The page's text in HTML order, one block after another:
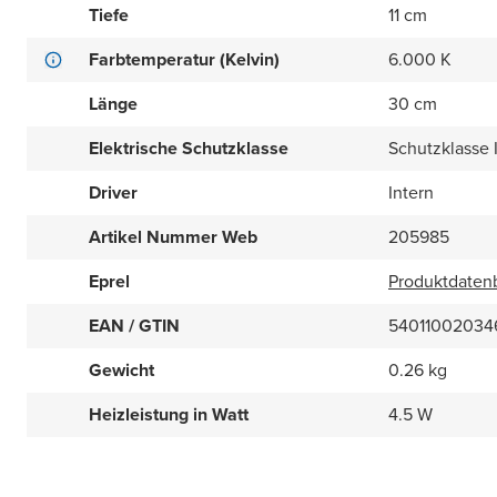
Tiefe
11 cm
Farbtemperatur (Kelvin)
6.000 K
Länge
30 cm
Elektrische Schutzklasse
Schutzklasse
Driver
Intern
Artikel Nummer Web
205985
Eprel
EAN / GTIN
Gewicht
0.26 kg
Heizleistung in Watt
4.5 W